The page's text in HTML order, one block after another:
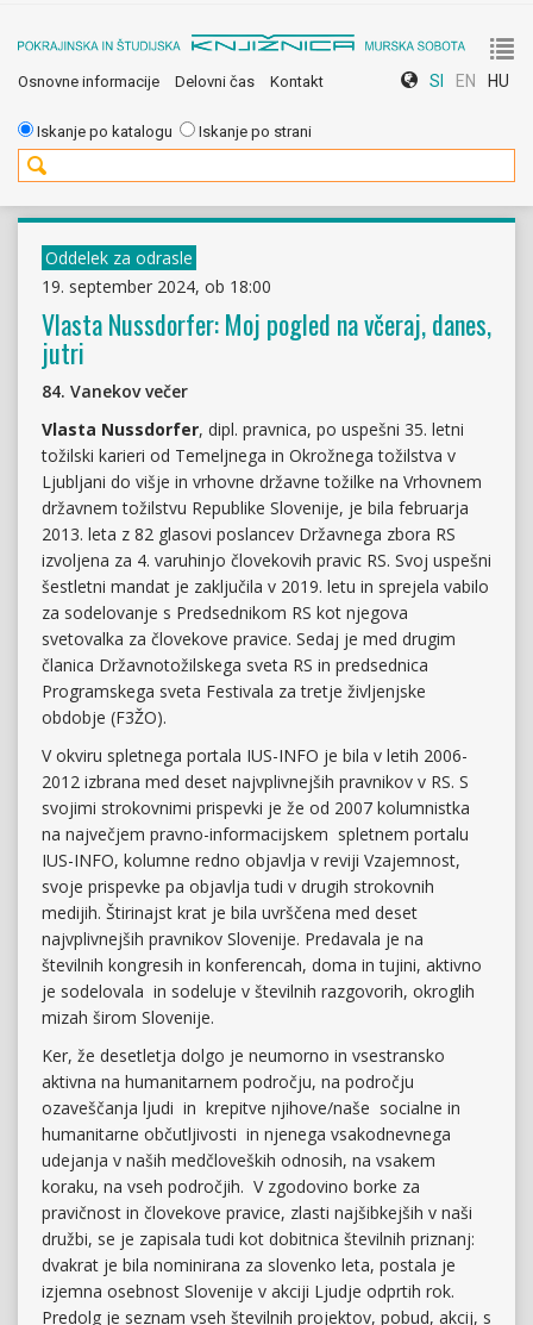
SI EN HU
Osnovne informacije Delovni čas Kontakt
Iskanje po katalogu Iskanje po strani
Oddelek za odrasle
19. september 2024, ob 18:00
Vlasta Nussdorfer: Moj pogled na včeraj, danes,
jutri
84. Vanekov večer
Vlasta Nussdorfer, dipl. pravnica, po uspešni 35. letni
tožilski karieri od Temeljnega in Okrožnega tožilstva v
Ljubljani do višje in vrhovne državne tožilke na Vrhovnem
državnem tožilstvu Republike Slovenije, je bila februarja
2013. leta z 82 glasovi poslancev Državnega zbora RS
izvoljena za 4. varuhinjo človekovih pravic RS. Svoj uspešni
šestletni mandat je zaključila v 2019. letu in sprejela vabilo
za sodelovanje s Predsednikom RS kot njegova
svetovalka za človekove pravice. Sedaj je med drugim
članica Državnotožilskega sveta RS in predsednica
Programskega sveta Festivala za tretje življenjske
obdobje (F3ŽO).
V okviru spletnega portala IUS-INFO je bila v letih 2006-
2012 izbrana med deset najvplivnejših pravnikov v RS. S
svojimi strokovnimi prispevki je že od 2007 kolumnistka
na največjem pravno-informacijskem spletnem portalu
IUS-INFO, kolumne redno objavlja v reviji Vzajemnost,
svoje prispevke pa objavlja tudi v drugih strokovnih
medijih. Štirinajst krat je bila uvrščena med deset
najvplivnejših pravnikov Slovenije. Predavala je na
številnih kongresih in konferencah, doma in tujini, aktivno
je sodelovala in sodeluje v številnih razgovorih, okroglih
mizah širom Slovenije.
Ker, že desetletja dolgo je neumorno in vsestransko
aktivna na humanitarnem področju, na področju
ozaveščanja ljudi in krepitve njihove/naše socialne in
humanitarne občutljivosti in njenega vsakodnevnega
udejanja v naših medčloveških odnosih, na vsakem
koraku, na vseh področjih. V zgodovino borke za
pravičnost in človekove pravice, zlasti najšibkejših v naši
družbi, se je zapisala tudi kot dobitnica številnih priznanj:
dvakrat je bila nominirana za slovenko leta, postala je
izjemna osebnost Slovenije v akciji Ljudje odprtih rok.
Predolg je seznam vseh številnih projektov, pobud, akcij, s